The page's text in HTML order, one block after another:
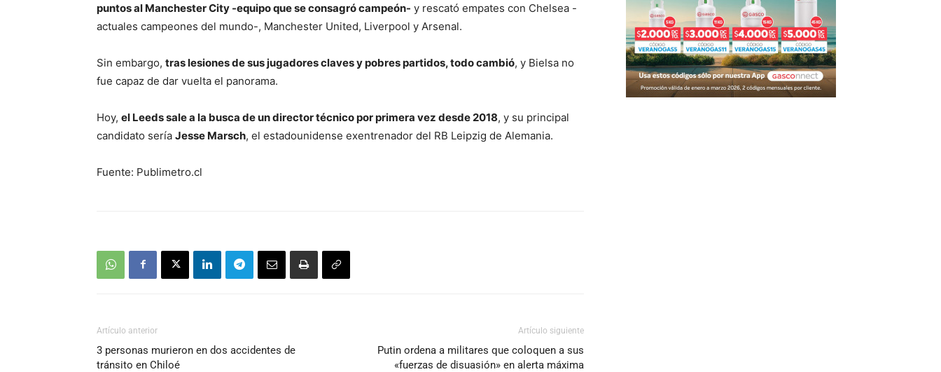
puntos al Manchester City -equipo que se consagró campeón- y rescató empates con Chelsea -
actuales campeones del mundo-, Manchester United, Liverpool y Arsenal.
Sin embargo, tras lesiones de sus jugadores claves y pobres partidos, todo cambió, y Bielsa no
fue capaz de dar vuelta el panorama.
Hoy, el Leeds sale a la busca de un director técnico por primera vez desde 2018, y su principal
candidato sería Jesse Marsch, el estadounidense exentrenador del RB Leipzig de Alemania.
Fuente: Publimetro.cl
Artículo anterior
3 personas murieron en dos accidentes de
tránsito en Chiloé
Artículo siguiente
Putin ordena a militares que coloquen a sus
«fuerzas de disuasión» en alerta máxima